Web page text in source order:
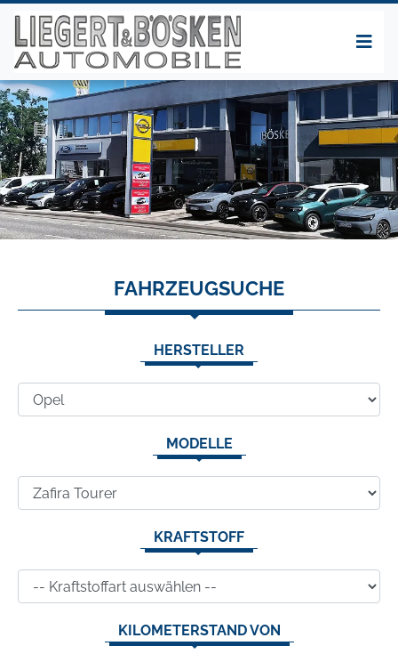
FAHRZEUGSUCHE
HERSTELLER
MODELLE
KRAFTSTOFF
KILOMETERSTAND VON